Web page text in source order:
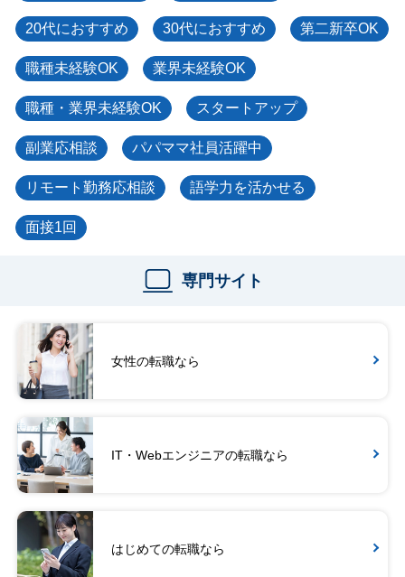
20代におすすめ 30代におすすめ 第二新卒OK
職種未経験OK 業界未経験OK
職種・業界未経験OK スタートアップ
副業応相談 パパママ社員活躍中
リモート勤務応相談 語学力を活かせる
面接1回
専門サイト
女性の転職なら
IT・Webエンジニアの転職なら
はじめての転職なら